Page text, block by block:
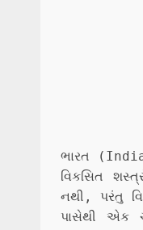
ભારત
વિકસિત
નથી, પરંતુ
પાસેથી એક